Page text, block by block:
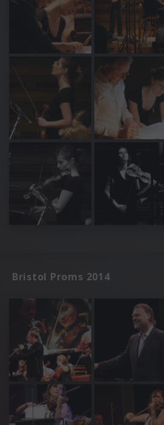
Bristol Proms 2014